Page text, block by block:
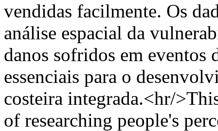
vendidas facilmente. Os
análise espacial da
danos sofridos em eventos
essenciais para o
costeira integrada.<hr/
of researching people's